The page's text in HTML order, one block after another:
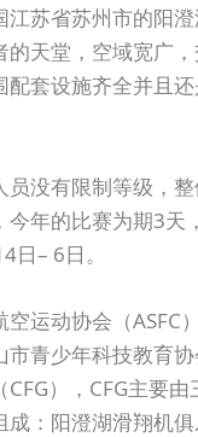
江苏省苏州市的阳
的天堂，空域宽广
配套设施齐全并且
员没有限制等级，
今年的比赛为期3天
日– 6日。
空运动协会（ASFC
市青少年科技教育
），CFG主要
成：阳澄湖滑翔机